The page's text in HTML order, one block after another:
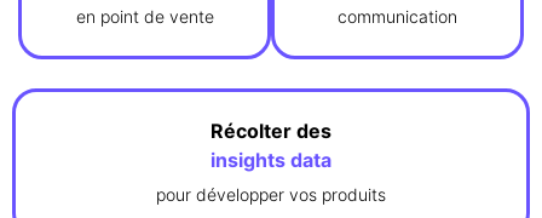
en point de vente
communication
Récolter des
insights data
pour développer vos produits